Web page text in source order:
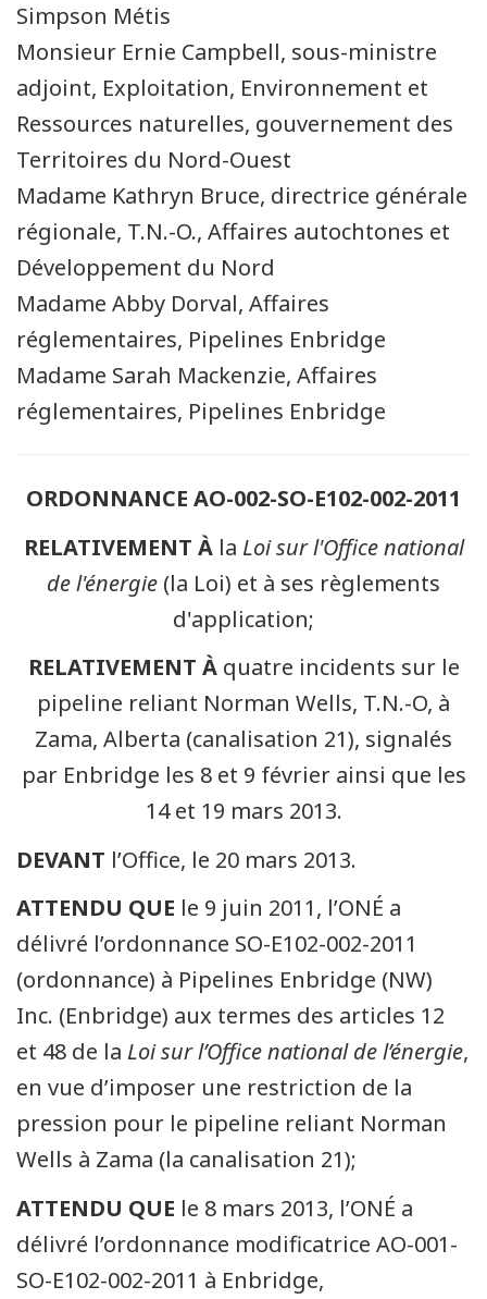
Simpson Métis
Monsieur Ernie Campbell, sous-ministre
adjoint, Exploitation, Environnement et
Ressources naturelles, gouvernement des
Territoires du Nord-Ouest
Madame Kathryn Bruce, directrice générale
régionale, T.N.-O., Affaires autochtones et
Développement du Nord
Madame Abby Dorval, Affaires
réglementaires, Pipelines Enbridge
Madame Sarah Mackenzie, Affaires
réglementaires, Pipelines Enbridge
ORDONNANCE AO-002-SO-E102-002-2011
RELATIVEMENT Àla Loi sur l'Office national
de l'énergie (la Loi) et à ses règlements
d'application;
RELATIVEMENT Àquatre incidents sur le
pipeline reliant Norman Wells, T.N.-O, à
Zama, Alberta (canalisation 21), signalés
par Enbridge les 8 et 9 février ainsi que les
14 et 19 mars 2013.
DEVANT l’Office, le 20 mars 2013.
ATTENDU QUE le 9 juin 2011, l’ONÉ a
délivré l’ordonnance SO-E102-002-2011
(ordonnance) à Pipelines Enbridge (NW)
Inc. (Enbridge) aux termes des articles 12
et 48 de la Loi sur l’Office national de l’énergie,
en vue d’imposer une restriction de la
pression pour le pipeline reliant Norman
Wells à Zama (la canalisation 21);
ATTENDU QUE le 8 mars 2013, l’ONÉ a
délivré l’ordonnance modificatrice AO-001-
SO-E102-002-2011 à Enbridge,